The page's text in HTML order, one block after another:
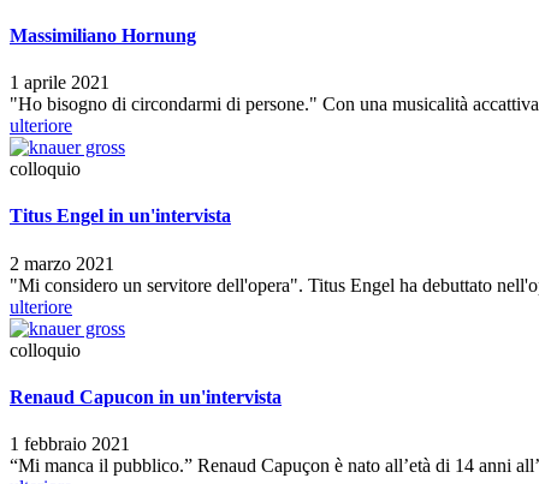
Massimiliano Hornung
1 aprile 2021
"Ho bisogno di circondarmi di persone." Con una musicalità
ulteriore
colloquio
Titus Engel in un'intervista
2 marzo 2021
"Mi considero un servitore dell'opera". Titus Engel ha debuttato
ulteriore
colloquio
Renaud Capucon in un'intervista
1 febbraio 2021
“Mi manca il pubblico.” Renaud Capuçon è nato all’età di 14 anni